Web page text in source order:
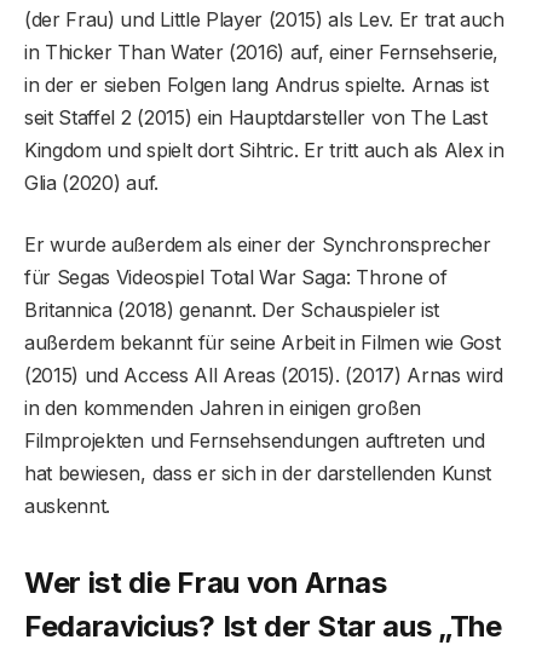
(der Frau) und Little Player (2015) als Lev. Er trat auch
in Thicker Than Water (2016) auf, einer Fernsehserie,
in der er sieben Folgen lang Andrus spielte. Arnas ist
seit Staffel 2 (2015) ein Hauptdarsteller von The Last
Kingdom und spielt dort Sihtric. Er tritt auch als Alex in
Glia (2020) auf.
Er wurde außerdem als einer der Synchronsprecher
für Segas Videospiel Total War Saga: Throne of
Britannica (2018) genannt. Der Schauspieler ist
außerdem bekannt für seine Arbeit in Filmen wie Gost
(2015) und Access All Areas (2015). (2017) Arnas wird
in den kommenden Jahren in einigen großen
Filmprojekten und Fernsehsendungen auftreten und
hat bewiesen, dass er sich in der darstellenden Kunst
auskennt.
Wer ist die Frau von Arnas
Fedaravicius? Ist der Star aus „The